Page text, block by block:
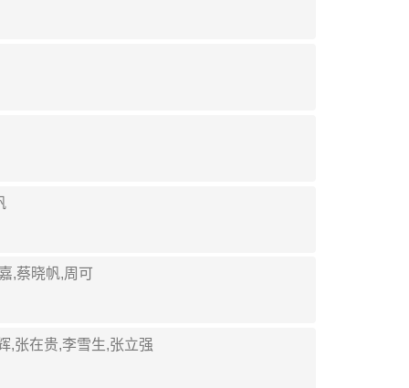
,蔡晓帆,周可
,张在贵,李雪生,张立强